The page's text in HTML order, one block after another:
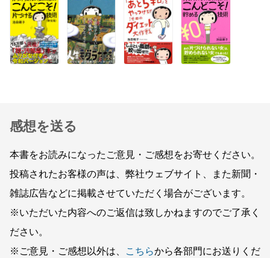
感想を送る
本書をお読みになったご意見・ご感想をお寄せください。
投稿されたお客様の声は、弊社ウェブサイト、また新聞・
雑誌広告などに掲載させていただく場合がございます。
※いただいた内容へのご返信は致しかねますのでご了承く
ださい。
※ご意見・ご感想以外は、
こちらから各部門にお送りくだ